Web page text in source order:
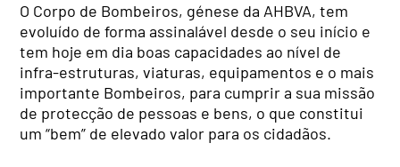
O Corpo de Bombeiros, génese da AHBVA, tem
evoluído de forma assinalável desde o seu início e
tem hoje em dia boas capacidades ao nível de
infra-estruturas, viaturas, equipamentos e o mais
importante Bombeiros, para cumprir a sua missão
de protecção de pessoas e bens, o que constitui
um “bem” de elevado valor para os cidadãos.